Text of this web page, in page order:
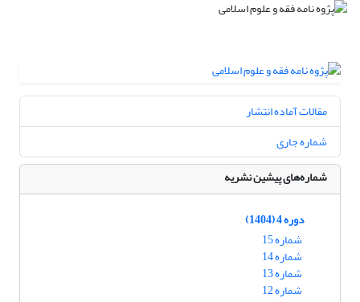
مقالات آماده انتشار
شماره جاری
شماره‌های پیشین نشریه
دوره 4 (1404)
شماره 15
شماره 14
شماره 13
شماره 12